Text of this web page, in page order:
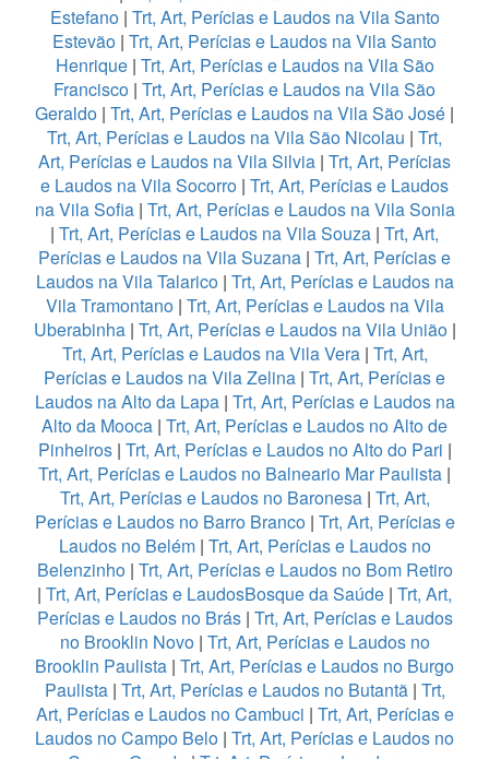
Estefano| Trt, Art, Perícias e Laudos na Vila Santo
Estevão | Trt, Art, Perícias e Laudos na Vila Santo
Henrique| Trt, Art, Perícias e Laudos na Vila São
Francisco | Trt, Art, Perícias e Laudos na Vila São
Geraldo | Trt, Art, Perícias e Laudos na Vila São José |
Trt, Art, Perícias e Laudos na Vila São Nicolau | Trt,
Art, Perícias e Laudos na Vila Silvia | Trt, Art, Perícias
e Laudos na Vila Socorro | Trt, Art, Perícias e Laudos
na Vila Sofia| Trt, Art, Perícias e Laudos na Vila Sonia
| Trt, Art, Perícias e Laudos na Vila Souza | Trt, Art,
Perícias e Laudos na Vila Suzana | Trt, Art, Perícias e
Laudos na Vila Talarico| Trt, Art, Perícias e Laudos na
Vila Tramontano| Trt, Art, Perícias e Laudos na Vila
Uberabinha| Trt, Art, Perícias e Laudos na Vila União|
Trt, Art, Perícias e Laudos na Vila Vera| Trt, Art,
Perícias e Laudos na Vila Zelina | Trt, Art, Perícias e
Laudos na Alto da Lapa| Trt, Art, Perícias e Laudos na
Alto da Mooca | Trt, Art, Perícias e Laudos no Alto de
Pinheiros| Trt, Art, Perícias e Laudos no Alto do Pari |
Trt, Art, Perícias e Laudos no Balneario Mar Paulista |
Trt, Art, Perícias e Laudos no Baronesa| Trt, Art,
Perícias e Laudos no Barro Branco| Trt, Art, Perícias e
Laudos no Belém| Trt, Art, Perícias e Laudos no
Belenzinho| Trt, Art, Perícias e Laudos no Bom Retiro
| Trt, Art, Perícias e LaudosBosque da Saúde | Trt, Art,
Perícias e Laudos no Brás| Trt, Art, Perícias e Laudos
no Brooklin Novo| Trt, Art, Perícias e Laudos no
Brooklin Paulista | Trt, Art, Perícias e Laudos no Burgo
Paulista| Trt, Art, Perícias e Laudos no Butantã| Trt,
Art, Perícias e Laudos no Cambuci | Trt, Art, Perícias e
Laudos no Campo Belo | Trt, Art, Perícias e Laudos no